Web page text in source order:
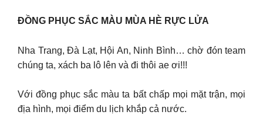
ĐỒNG PHỤC SẮC MÀU MÙA HÈ RỰC LỬA
Nha Trang, Đà Lạt, Hội An, Ninh Bình… chờ đón team
chúng ta, xách ba lô lên và đi thôi ae ơi!!!
Với đồng phục sắc màu ta bất chấp mọi mặt trận, mọi
địa hình, mọi điểm du lịch khắp cả nước.